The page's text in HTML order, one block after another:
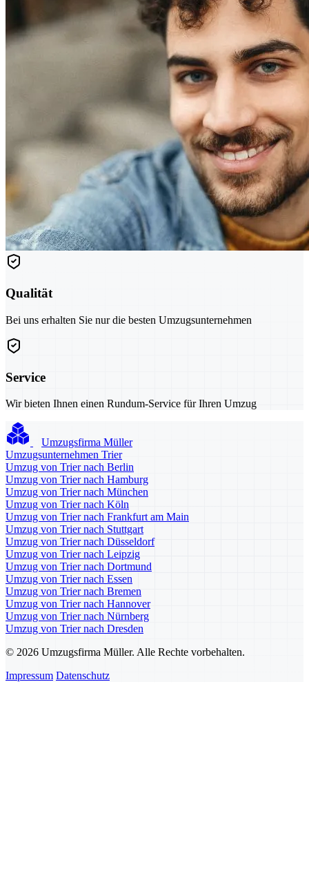
Qualität
Bei uns erhalten Sie nur die besten Umzugsunternehmen
Service
Wir bieten Ihnen einen Rundum-Service für Ihren Umzug
Umzugsfirma Müller
Umzugsunternehmen Trier
Umzug von Trier nach Berlin
Umzug von Trier nach Hamburg
Umzug von Trier nach München
Umzug von Trier nach Köln
Umzug von Trier nach Frankfurt am Main
Umzug von Trier nach Stuttgart
Umzug von Trier nach Düsseldorf
Umzug von Trier nach Leipzig
Umzug von Trier nach Dortmund
Umzug von Trier nach Essen
Umzug von Trier nach Bremen
Umzug von Trier nach Hannover
Umzug von Trier nach Nürnberg
Umzug von Trier nach Dresden
© 2026 Umzugsfirma Müller. Alle Rechte vorbehalten.
Impressum Datenschutz